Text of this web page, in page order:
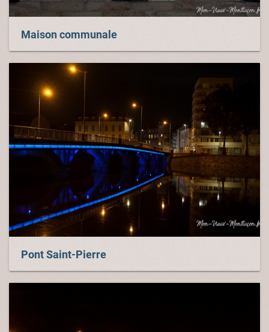
Maison communale
Pont Saint-Pierre